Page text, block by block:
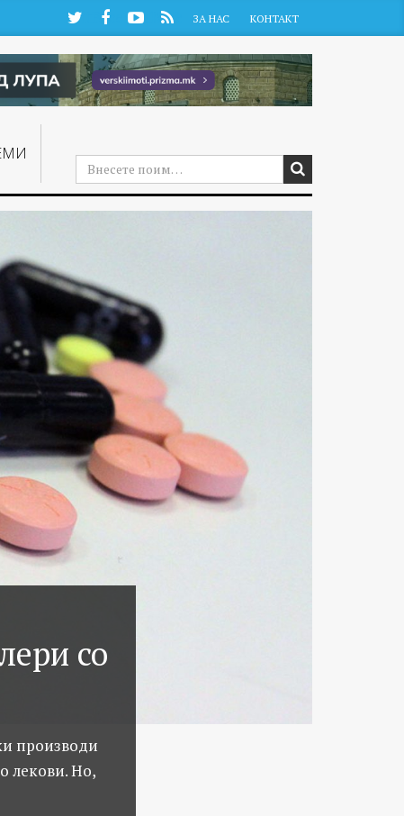
TwitterFacebookYouTube
RSS ЗА НАС КОНТАКТ
со
производи
лекови. Но,